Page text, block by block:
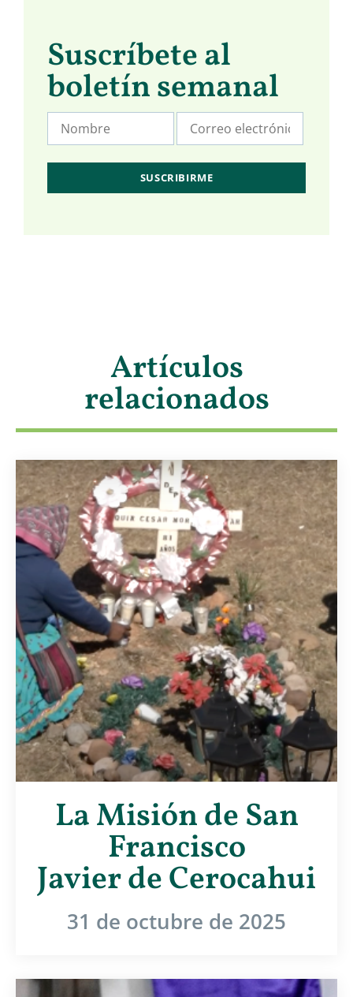
Suscríbete al
boletín semanal
Artículos
relacionados
La Misión de San
Francisco
Javier de Cerocahui
31 de octubre de 2025